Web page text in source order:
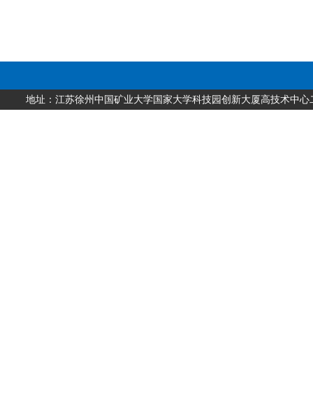
地址：江苏徐州中国矿业大学国家大学科技园创新大厦高技术